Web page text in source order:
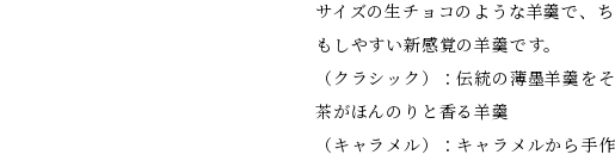
サイズの生チョコのような羊羹で、
もしやすい新感覚の羊羹です。
（クラシック）：伝統の薄墨羊羹を
茶がほんのりと香る羊羹
（キャラメル）：キャラメルから手